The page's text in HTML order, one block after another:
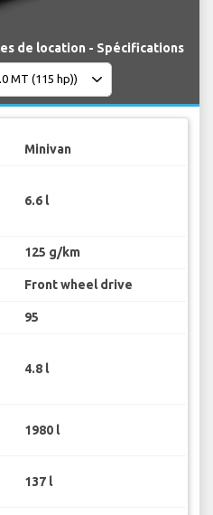
de location - Spécifications
Minivan
6.6 l
125 g/km
Front wheel drive
95
4.8 l
1980 l
137 l